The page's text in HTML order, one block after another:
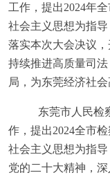
工作，提出2024年
社会主义思想为指
落实本次大会决议
持续推进高质量司
局，为东莞经济社
东莞市人民检
作，提出2024全市
社会主义思想为指
党的二十大精神，